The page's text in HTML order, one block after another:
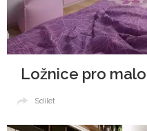
Ložnice pro
Sdílet